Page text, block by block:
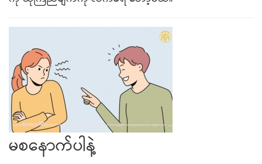
မစနောက်ပါနဲ့